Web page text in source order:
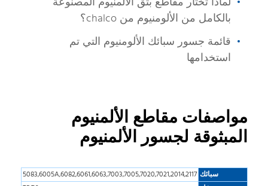
بالكامل من الألومنيوم من chalco؟
قائمة جسور سبائك الألومنيوم التي تم
استخدامها
مواصفات مقاطع الألمنيوم
المبثوقة لجسور الألمنيوم
سبائك 5083,6005A,6082,6061,6063,7003,7005,7020,7021,2014,2117